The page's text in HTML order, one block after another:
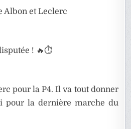
Albon et Leclerc
! 🔥⏱️
pour la P4. Il va tout donner
pour la dernière marche du